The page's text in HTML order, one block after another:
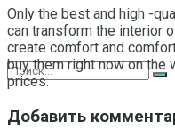
Only the best and high -
can transform the interior
create comfort and
buy them right now on the
prices.
Добавить